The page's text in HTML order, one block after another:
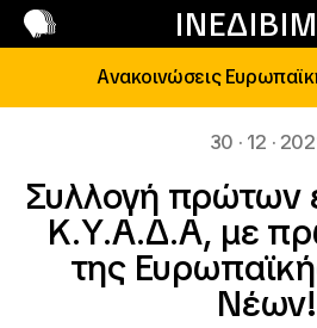
ΙΝΕΔΙΒΙΜ
Ανακοινώσεις
30 · 12 ·
Συλλογή πρώτων
Κ.Υ.Α.Δ.Α, με
της
Νέων!